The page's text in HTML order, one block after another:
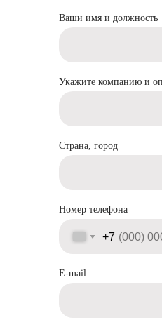
Ваши имя и должность
Укажите компанию и
Страна, город
Номер телефона
+7
E-mail
Политика конфиденциальности ООО